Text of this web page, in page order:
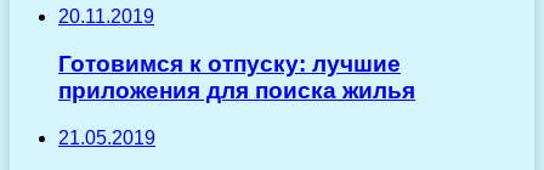
20.11.2019
Готовимся к отпуску: лучшие
приложения для поиска жилья
21.05.2019